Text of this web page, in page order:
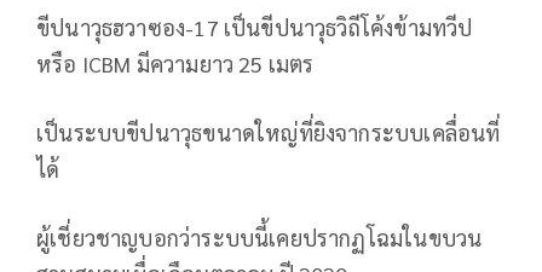
ขีปนาวุธฮวาซอง-17 เป็นขีปนาวุธวิถีโค้งข้ามทวีป
หรือ ICBM มีความยาว 25 เมตร
เป็นระบบขีปนาวุธขนาดใหญ่ที่ยิงจากระบบเคลื่อนที่
ได้
ผู้เชี่ยวชาญบอกว่าระบบนี้เคยปรากฏโฉมในขบวน